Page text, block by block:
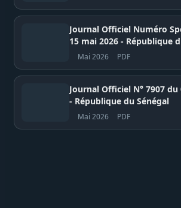
Journal Officiel Numéro
15 mai 2026 -
Mai 2026 PDF
Journal Officiel N° 7907 du
- République du Sénégal
Mai 2026 PDF